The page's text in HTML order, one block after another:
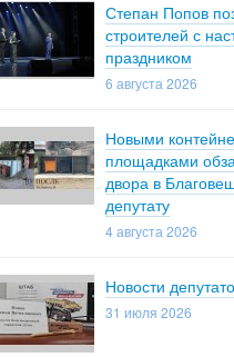
Степан Попов
строителей с
праздником
6 августа 2026
Новыми
площадками
двора в
депутату
4 августа 2026
Новости
31 июля 2026